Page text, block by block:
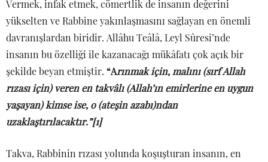
Vermek, infak etmek, cömertlik de insanın değerini
yükselten ve Rabbine yakınlaşmasını sağlayan en önemli
davranışlardan biridir. Allâhu Teâlâ, Leyl Sûresi’nde
insanın bu özelliği ile kazanacağı mükâfatı çok açık bir
şekilde beyan etmiştir. “Arınmak için, malını (sırf Allah
rızası için) veren en takvâlı (Allah’ın emirlerine en uygun
yaşayan) kimse ise, o (ateşin azabı)ndan
uzaklaştırılacaktır.”[1]
Takva, Rabbinin rızası yolunda koşuşturan insanın, en